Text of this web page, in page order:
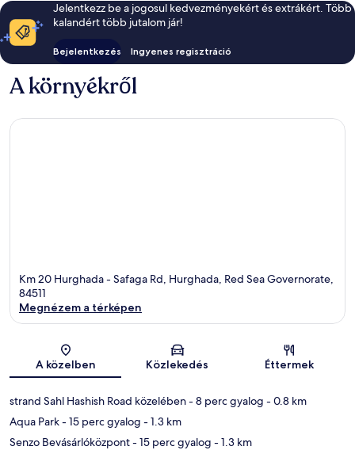
Jelentkezz be a jogosul kedvezményekért és extrákért. Több
kalandért több jutalom jár!
Bejelentkezés Ingyenes regisztráció
A környékről
Km 20 Hurghada - Safaga Rd, Hurghada, Red Sea Governorate,
84511
Megnézem a térképen
A közelben Közlekedés Éttermek
strand Sahl Hashish Road közelében- 8 perc gyalog - 0.8 km
Aqua Park- 15 perc gyalog - 1.3 km
Senzo Bevásárlóközpont- 15 perc gyalog - 1.3 km